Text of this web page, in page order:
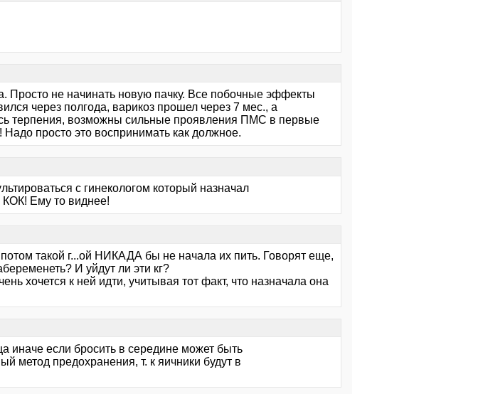
Просто не начинать новую пачку. Все побочные эффекты
через полгода, варикоз прошел через 7 мес., а
терпения, возможны сильные проявления ПМС в первые
просто это воспринимать как должное.
с гинекологом который назначал
КОК! Ему то виднее!
такой г...ой НИКАДА бы не начала их пить. Говорят еще,
И уйдут ли эти кг?
хочется к ней идти, учитывая тот факт, что назначала она
иначе если бросить в середине может быть
метод предохранения, т. к яичники будут в